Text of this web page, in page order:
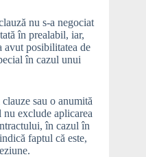
nu s-a negociat
în prealabil, iar,
avut posibilitatea de
în cazul unui
sau o anumită
exclude aplicarea
în cazul în
faptul că este,